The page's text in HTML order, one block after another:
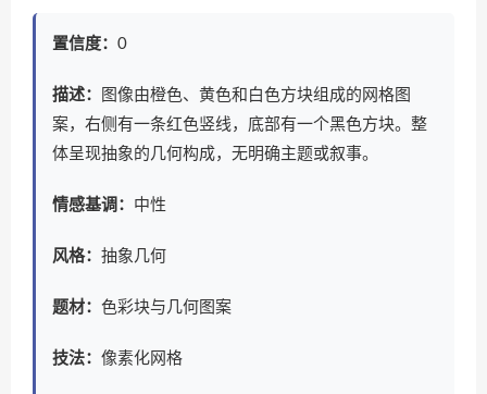
置信度： 0
描述：
图像由橙色、黄色和白色方块组成的网格图
案，右侧有一条红色竖线，底部有一个黑色方块。整
体呈现抽象的几何构成，无明确主题或叙事。
情感基调： 中性
风格： 抽象几何
题材： 色彩块与几何图案
技法： 像素化网格